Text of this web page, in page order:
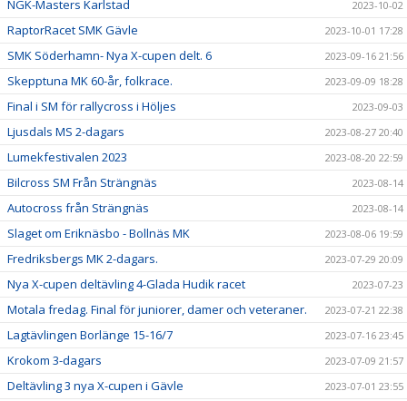
NGK-Masters Karlstad 2023-10-02
RaptorRacet SMK Gävle 2023-10-01 17:28
SMK Söderhamn- Nya X-cupen delt. 6 2023-09-16 21:56
Skepptuna MK 60-år, folkrace. 2023-09-09 18:28
Final i SM för rallycross i Höljes 2023-09-03
Ljusdals MS 2-dagars 2023-08-27 20:40
Lumekfestivalen 2023 2023-08-20 22:59
Bilcross SM Från Strängnäs 2023-08-14
Autocross från Strängnäs 2023-08-14
Slaget om Eriknäsbo - Bollnäs MK 2023-08-06 19:59
Fredriksbergs MK 2-dagars. 2023-07-29 20:09
Nya X-cupen deltävling 4-Glada Hudik racet 2023-07-23
Motala fredag. Final för juniorer, damer och veteraner. 2023-07-21 22:38
Lagtävlingen Borlänge 15-16/7 2023-07-16 23:45
Krokom 3-dagars 2023-07-09 21:57
Deltävling 3 nya X-cupen i Gävle 2023-07-01 23:55